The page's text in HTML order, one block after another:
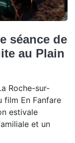
séance de
au Plain
Roche-sur-
film En Fanfare
estivale
et un